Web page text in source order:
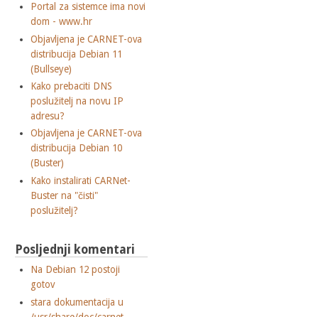
Portal za sistemce ima novi
dom - www.hr
Objavljena je CARNET-ova
distribucija Debian 11
(Bullseye)
Kako prebaciti DNS
poslužitelj na novu IP
adresu?
Objavljena je CARNET-ova
distribucija Debian 10
(Buster)
Kako instalirati CARNet-
Buster na "čisti"
poslužitelj?
Posljednji komentari
Na Debian 12 postoji
gotov
stara dokumentacija u